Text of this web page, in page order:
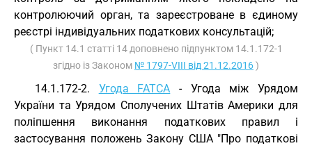
контролюючий орган, та зареєстроване в єдиному
реєстрі індивідуальних податкових консультацій;
( Пункт 14.1 статті 14 доповнено підпунктом 14.1.172-1
згідно із Законом № 1797-VIII від 21.12.2016)
14.1.172-2. Угода FATCA - Угода між Урядом
України та Урядом Сполучених Штатів Америки для
поліпшення виконання податкових правил і
застосування положень Закону США "Про податкові